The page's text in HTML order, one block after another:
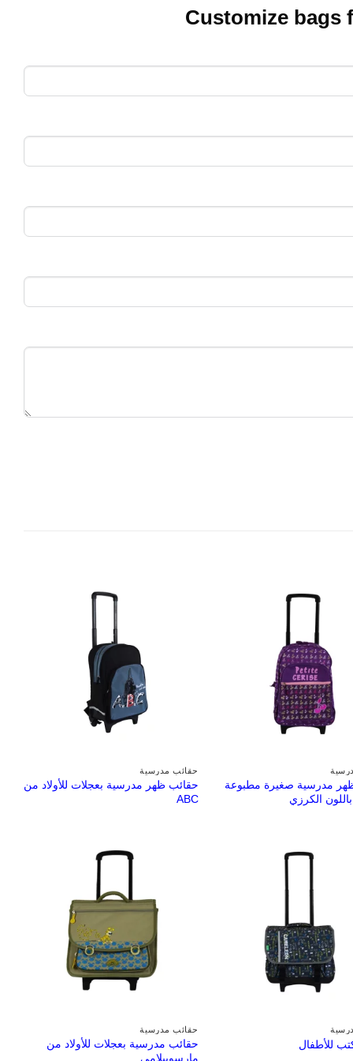
Customize bags
مدرسية صغيرة مطبوعة
الكرزي
حقائب مدرسية
حقائب ظهر مدرسية بعجلات للأولاد من
ABC
للأطفال
حقائب مدرسية
حقائب مدرسية بعجلات للأولاد من
مارسوبيلامي